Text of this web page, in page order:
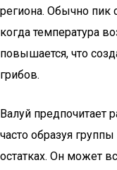
региона. Обычно пик
когда температура
повышается, что
грибов.
Валуй предпочитает
часто образуя
остатках. Он может